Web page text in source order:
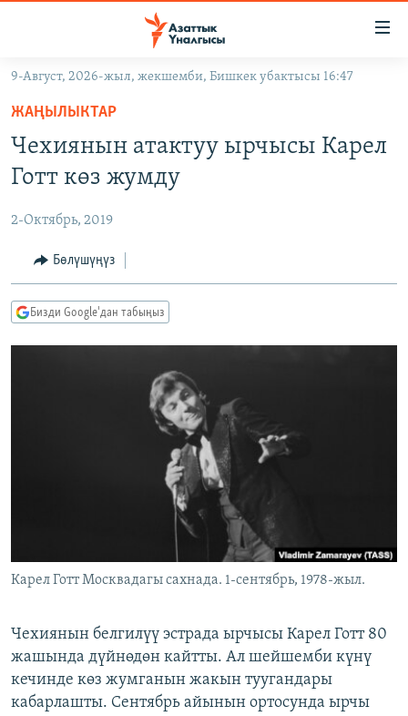
Навигацияга
өтүңүз
Издөөгө
салыңыз
ЭКОНОМИКА
МАДАНИЯТ
БОРБОР АЗИЯ
АТАЙЫН ИЛИКТӨӨ
ТВ ПРОГРАММАЛАР
ЭКСПЕРТТЕР ТАЛДАЙТ
ӨЗГӨЧӨ ПИКИР
ЭЕ/АРнун бардык сайттары
9-Август, 2026-жыл, жекшемби, Бишкек убактысы 16:47
ЖАҢЫЛЫКТАР
Чехиянын атактуу ырчысы Карел
Готт көз жумду
2-Октябрь, 2019
Бөлүшүңүз
Бизди Google'дан табыңыз
Карел Готт Москвадагы сахнада. 1-сентябрь, 1978-жыл.
Чехиянын белгилүү эстрада ырчысы Карел Готт 80
жашында дүйнөдөн кайтты. Ал шейшемби күнү
кечинде көз жумганын жакын туугандары
кабарлашты. Сентябрь айынын ортосунда ырчы